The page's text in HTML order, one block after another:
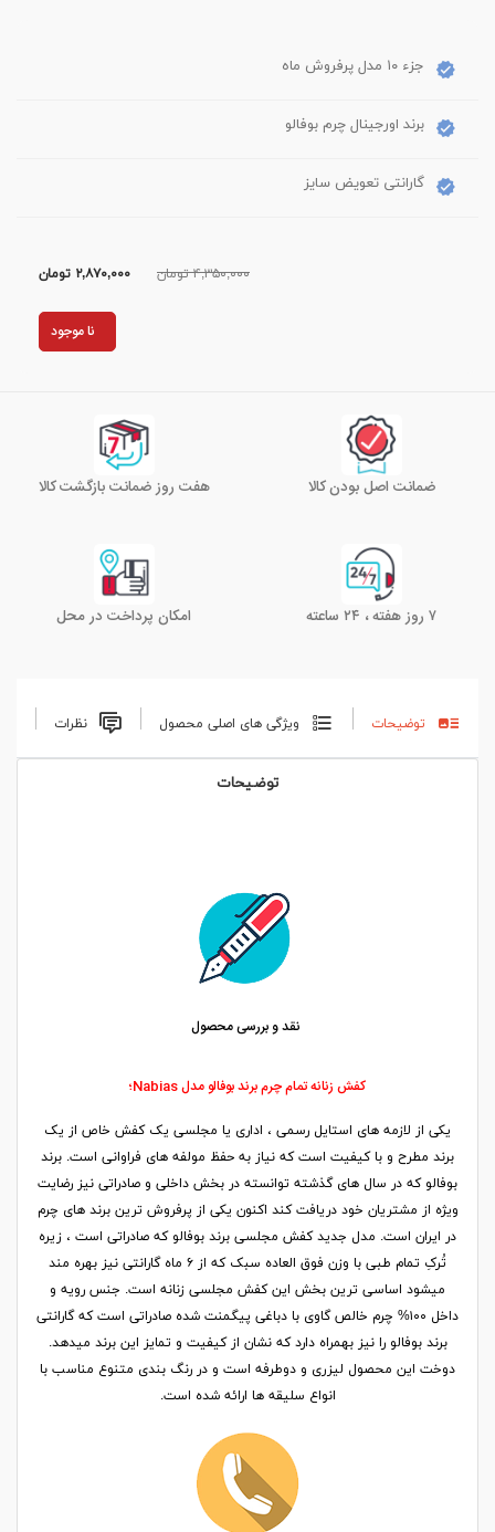
جزء ۱۰ مدل پرفروش ماه
برند اورجینال چرم بوفالو
گارانتی تعویض سایز
۴,۳۵۰,۰۰۰ تومان ۲,۸۷۰,۰۰۰تومان
نا موجود
ضمانت اصل بودن کالا هفت روز ضمانت بازگشت کالا
۷ روز هفته ، ۲۴ ساعته امکان پرداخت در محل
توضیحات ویژگی های اصلی محصول نظرات
توضیحات
نقد و بررسی محصول
کفش زنانه تمام چرم برند بوفالو مدل Nabias؛
یکی از لازمه های استایل رسمی ، اداری یا مجلسی یک کفش خاص از یک
برند مطرح و با کیفیت است که نیاز به حفظ مولفه های فراوانی است. برند
بوفالو که در سال های گذشته توانسته در بخش داخلی و صادراتی نیز رضایت
ویژه از مشتریان خود دریافت کند اکنون یکی از پرفروش ترین برند های چرم
در ایران است. مدل جدید کفش مجلسی برند بوفالو که صادراتی است ، زیره
تُرکِ تمام طبی با وزن فوق العاده سبک که از ۶ ماه گارانتی نیز بهره مند
میشود اساسی ترین بخش این کفش مجلسی زنانه است. جنس رویه و
داخل ۱۰۰% چرم خالص گاوی با دباغی پیگمنت شده صادراتی است که گارانتی
برند بوفالو را نیز بهمراه دارد که نشان از کیفیت و تمایز این برند میدهد.
دوخت این محصول لیزری و دوطرفه است و در رنگ بندی متنوع مناسب با
انواع سلیقه ها ارائه شده است.